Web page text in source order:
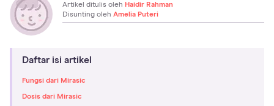
Artikel ditulis oleh Haidir Rahman
Disunting oleh Amelia Puteri
Daftar isi artikel
Fungsi dari Mirasic
Dosis dari Mirasic